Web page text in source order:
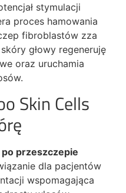
stymulacji
proces hamowania
fibroblastów zza
głowy regeneruję
oraz uruchamia
Skin Cells
przeszczepie
dla pacjentów
wspomagająca